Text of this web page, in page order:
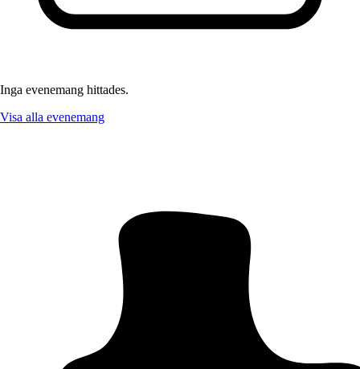
Inga evenemang hittades.
Visa alla evenemang